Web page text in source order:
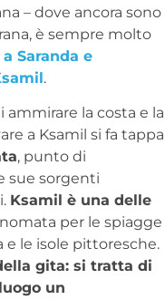
– dove ancora sono
è sempre molto
Saranda e
.
la costa e la
a Ksamil si fa tappa
, punto di
sue sorgenti
Ksamil è una delle
per le spiagge
e le isole pittoresche.
gita: si tratta di
un